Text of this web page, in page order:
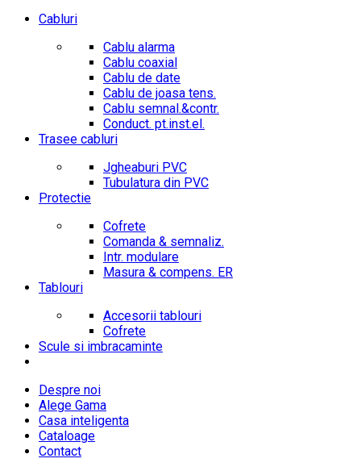
Cabluri
Cablu alarma
Cablu coaxial
Cablu de date
Cablu de joasa tens.
Cablu semnal.&contr.
Conduct. pt.inst.el.
Trasee cabluri
Jgheaburi PVC
Tubulatura din PVC
Protectie
Cofrete
Comanda & semnaliz.
Intr. modulare
Masura & compens. ER
Tablouri
Accesorii tablouri
Cofrete
Scule si imbracaminte
Despre noi
Alege Gama
Casa inteligenta
Cataloage
Contact